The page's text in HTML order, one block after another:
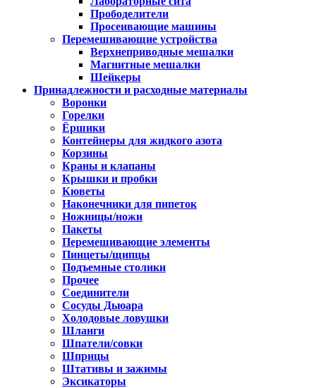
Прободелители
Просеивающие машины
Перемешивающие устройства
Верхнеприводные мешалки
Магнитные мешалки
Шейкеры
Принадлежности и расходные материалы
Воронки
Горелки
Ёршики
Контейнеры для жидкого азота
Корзины
Краны и клапаны
Крышки и пробки
Кюветы
Наконечники для пипеток
Ножницы/ножи
Пакеты
Перемешивающие элементы
Пинцеты/щипцы
Подъемные столики
Прочее
Соединители
Сосуды Дьюара
Холодовые ловушки
Шланги
Шпатели/совки
Шприцы
Штативы и зажимы
Эксикаторы